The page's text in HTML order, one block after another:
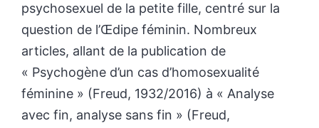
psychosexuel de la petite fille, centré sur la
question de l’Œdipe féminin. Nombreux
articles, allant de la publication de
« Psychogène d’un cas d’homosexualité
féminine » (Freud, 1932/2016) à « Analyse
avec fin, analyse sans fin » (Freud,